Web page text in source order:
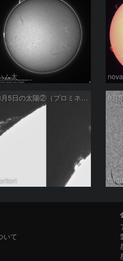
ム太 nova
8月5日の太陽②（プロミネンス北東縁 ）
いて